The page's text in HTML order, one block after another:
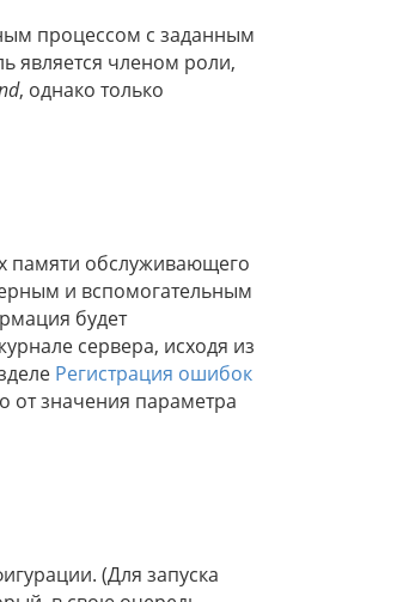
процессом с заданным
является членом роли,
, однако только
памяти обслуживающего
и вспомогательным
будет
сервера, исходя из
Регистрация ошибок
от значения параметра
(Для запуска